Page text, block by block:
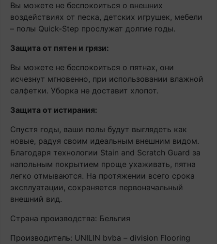
Вы можете не беспокоиться о внешних
воздействиях от песка, детских игрушек, мебели
– полы Quick-Step прослужат долгие годы.
Защита от пятен и грязи:
Вы можете не беспокоиться о пятнах, они
исчезнут мгновенно, при использовании влажной
салфетки. Уборка не доставит хлопот.
Защита от истирания:
Спустя годы, ваши полы будут выглядеть как
новые, радуя своим идеальным внешним видом.
Благодаря технологии Stain and Scratch Guard за
напольным покрытием проще ухаживать, пятна
легко отмываются. На протяжении всего срока
эксплуатации, сохраняется первоначальный
внешний вид.
Страна производства: Бельгия
Производитель: UNILIN bvba – division Flooring